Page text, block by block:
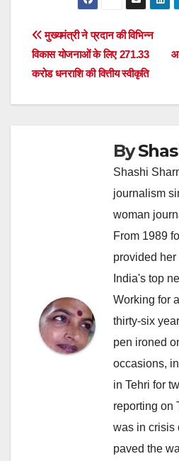
Post
navigation
मुख्यमंत्री ने प्रदान की विभिन्न
विकास योजनाओं के लिए 271.33
करोड धनराशि की वित्तीय स्वीकृति
By
Shashi
journalism
woman
From 1989
provided
India's top
Working for
thirty-six
pen ironed
occasions,
in Tehri for
reporting on
was in crisis
paved the